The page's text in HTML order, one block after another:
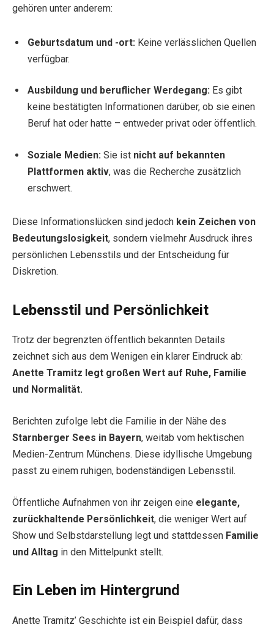
gehören unter anderem:
Geburtsdatum und -ort: Keine verlässlichen Quellen
verfügbar.
Ausbildung und beruflicher Werdegang: Es gibt
keine bestätigten Informationen darüber, ob sie einen
Beruf hat oder hatte – entweder privat oder öffentlich.
Soziale Medien: Sie ist nicht auf bekannten
Plattformen aktiv, was die Recherche zusätzlich
erschwert.
Diese Informationslücken sind jedoch kein Zeichen von
Bedeutungslosigkeit, sondern vielmehr Ausdruck ihres
persönlichen Lebensstils und der Entscheidung für
Diskretion.
Lebensstil und Persönlichkeit
Trotz der begrenzten öffentlich bekannten Details
zeichnet sich aus dem Wenigen ein klarer Eindruck ab:
Anette Tramitz legt großen Wert auf Ruhe, Familie
und Normalität.
Berichten zufolge lebt die Familie in der Nähe des
Starnberger Sees in Bayern, weitab vom hektischen
Medien-Zentrum Münchens. Diese idyllische Umgebung
passt zu einem ruhigen, bodenständigen Lebensstil.
Öffentliche Aufnahmen von ihr zeigen eine elegante,
zurückhaltende Persönlichkeit, die weniger Wert auf
Show und Selbstdarstellung legt und stattdessen Familie
und Alltag in den Mittelpunkt stellt.
Ein Leben im Hintergrund
Anette Tramitz’ Geschichte ist ein Beispiel dafür, dass